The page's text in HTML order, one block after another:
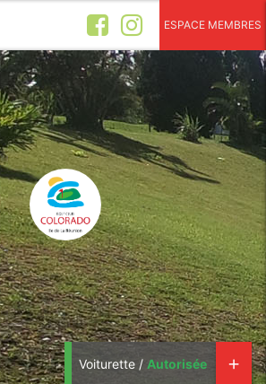
ESPACE MEMBRES
Voiturette / Autorisée add